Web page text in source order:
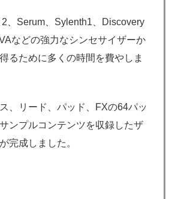
、Serum、Sylenth1、Discovery
などの強力なシンセサイザーか
るために多くの時間を費やしま
、リード、パッド、FXの64パッ
ンプルコンテンツを収録したザ
完成しました。